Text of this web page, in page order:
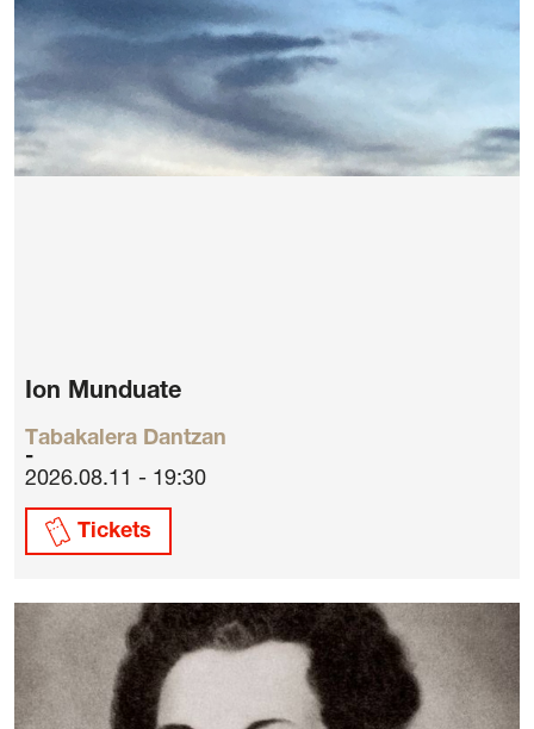
Cookie policy
General terms and conditions of purchase
Ion Munduate
Tabakalera Dantzan
2026.08.11 - 19:30
Tickets